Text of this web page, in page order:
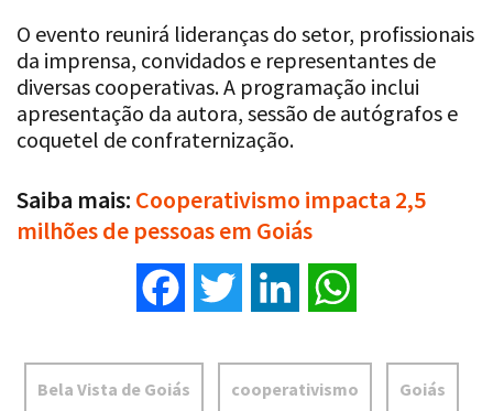
O evento reunirá lideranças do setor, profissionais
da imprensa, convidados e representantes de
diversas cooperativas. A programação inclui
apresentação da autora, sessão de autógrafos e
Saiba mais: Cooperativismo impacta 2,5
milhões de pessoas em Goiás